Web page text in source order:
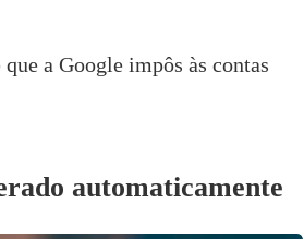
a Google impôs às contas
automaticamente